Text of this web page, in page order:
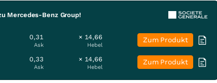
Mercedes-Benz Group!
0,31
Ask
× 14,66
Hebel
Zum Produkt
0,33
Ask
× 14,66
Hebel
Zum Produkt